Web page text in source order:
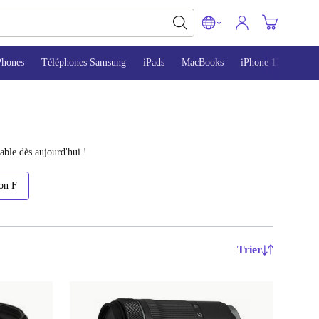
Téléphones Samsung iPads MacBooks iPhone 13
dès aujourd'hui !
F
Trier